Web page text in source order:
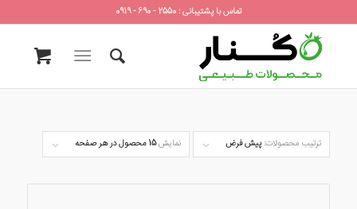
تماس با پشتیبانی : 2550 - 690 - 0919
ترتیب محصولات:پیش فرض نمایش15 محصول در هر صفحه